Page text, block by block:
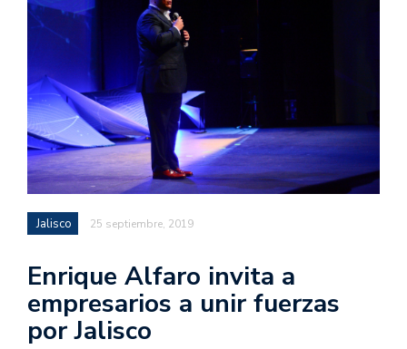
Jalisco 25 septiembre, 2019
Enrique Alfaro invita a
empresarios a unir fuerzas
por Jalisco